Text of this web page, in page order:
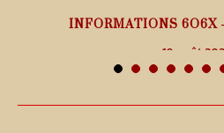
INFORMATIONS
10 août